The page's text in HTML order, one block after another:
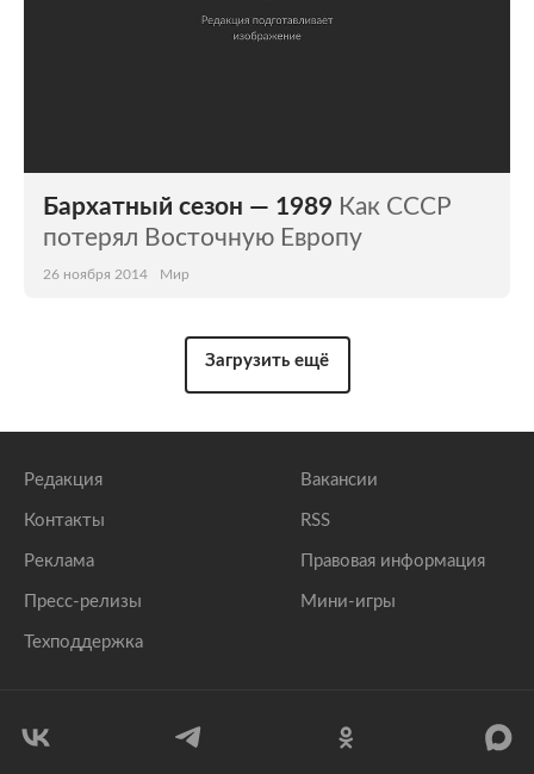
Бархатный сезон — 1989 Как СССР
потерял Восточную Европу
26 ноября 2014 Мир
Загрузить ещё
Редакция
Контакты
Реклама
Пресс-релизы
Техподдержка
Вакансии
RSS
Правовая информация
Мини-игры